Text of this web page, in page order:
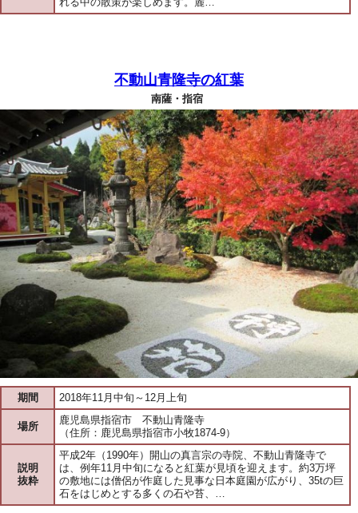
不動山青隆寺の紅葉
南薩・指宿
期間 2018年11月中旬～12月上旬
場所
鹿児島県指宿市 不動山青隆寺
（住所：鹿児島県指宿市小牧1874-9）
説明
抜粋
平成2年（1990年）開山の真言宗の寺院、不動山青隆寺で
は、例年11月中旬になると紅葉が見頃を迎えます。約3万坪
の敷地には僧侶が作庭した見事な日本庭園が広がり、35tの巨
石をはじめとする多くの石や苔、…